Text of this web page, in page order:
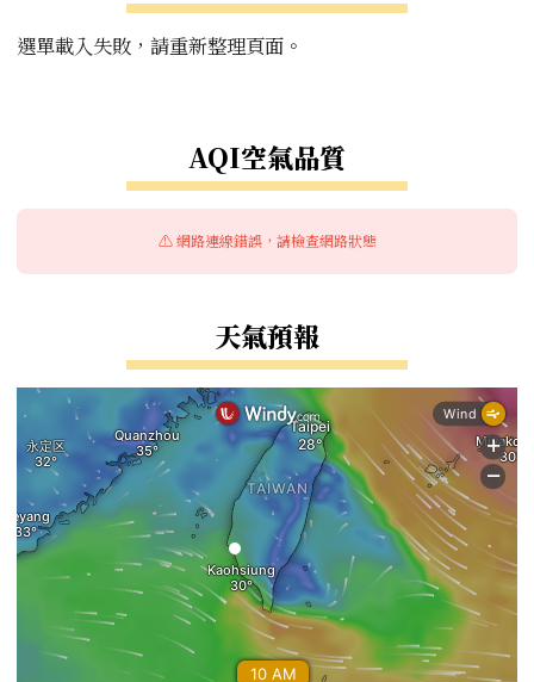
選單載入失敗，請重新整理頁面。
AQI空氣品質
⚠️ 網路連線錯誤，請檢查網路狀態
天氣預報